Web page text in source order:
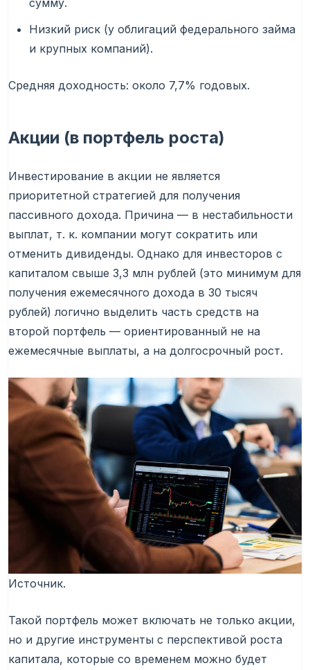
сумму.
Низкий риск (у облигаций федерального займа
и крупных компаний).
Средняя доходность: около 7,7% годовых.
Акции (в портфель роста)
Инвестирование в акции не является
приоритетной стратегией для получения
пассивного дохода. Причина — в нестабильности
выплат, т. к. компании могут сократить или
отменить дивиденды. Однако для инвесторов с
капиталом свыше 3,3 млн рублей (это минимум для
получения ежемесячного дохода в 30 тысяч
рублей) логично выделить часть средств на
второй портфель — ориентированный не на
ежемесячные выплаты, а на долгосрочный рост.
Источник.
Такой портфель может включать не только акции,
но и другие инструменты с перспективой роста
капитала, которые со временем можно будет